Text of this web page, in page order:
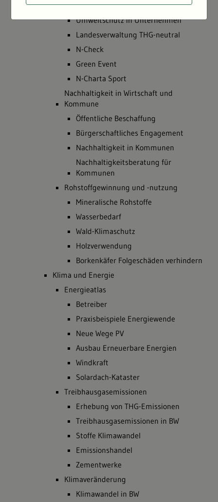
Bildung nachhaltige Entwicklung
Umweltschutz in Unternehmen
Landesverwaltung THG-neutral
N-Check
Green Event
N-Charta Sport
Nachhaltigkeit in Wirtschaft und
Kommune
Öffentliche Beschaffung
Bürgerschaftliches Engagement
Nachhaltigkeit in Kommunen
Nachhaltigkeitsberatung für
Kommunen
Rohstoffgewinnung und -nutzung
Mineralische Rohstoffe
Wasserbedarf
Wald-Klimaschutz
Holzverwendung
Borkenkäfer Folgeschäden verhindern
Klima und Energie
Energieatlas
Betreiber
Praxisbeispiele Energiewende
Neue Wege PV
Ausbau Erneuerbare Energien
Windkraft
Solardach-Kataster
Treibhausgasemissionen
Erhebung von THG-Emissionen
Treibhausgasemissionen in BW
Stoffe Klimawandel
Emissionshandel
Zementwerke
Klimaveränderung
Klimawandel in BW